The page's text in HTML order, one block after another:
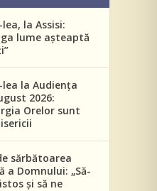
la Assisi:
lume așteaptă
lea la Audiența
2026:
Orelor sunt
sărbătoarea
a Domnului: „Să-
și să ne